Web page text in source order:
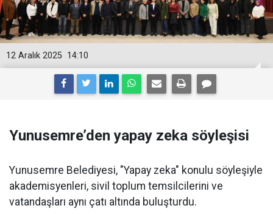
14:10
12 Aralık 2025
Yunusemre’den yapay zeka söyleşisi
Yunusemre Belediyesi, "Yapay zeka" konulu söyleşiyle
akademisyenleri, sivil toplum temsilcilerini ve
vatandaşları aynı çatı altında buluşturdu.